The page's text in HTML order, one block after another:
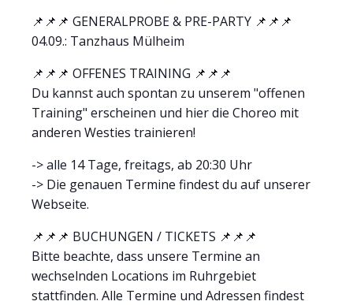
📌📌📌 GENERALPROBE & PRE-PARTY 📌📌📌
04.09.: Tanzhaus Mülheim
📌📌📌 OFFENES TRAINING 📌📌📌
Du kannst auch spontan zu unserem "offenen
Training" erscheinen und hier die Choreo mit
anderen Westies trainieren!
-> alle 14 Tage, freitags, ab 20:30 Uhr
-> Die genauen Termine findest du auf unserer
Webseite.
📌📌📌 BUCHUNGEN / TICKETS 📌📌📌
Bitte beachte, dass unsere Termine an
wechselnden Locations im Ruhrgebiet
stattfinden. Alle Termine und Adressen findest